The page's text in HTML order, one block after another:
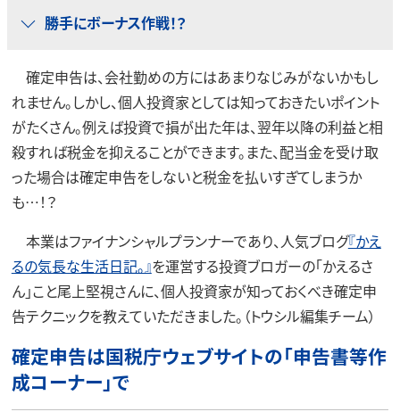
勝手にボーナス作戦！？
確定申告は、会社勤めの方にはあまりなじみがないかもし
れません。しかし、個人投資家としては知っておきたいポイント
がたくさん。例えば投資で損が出た年は、翌年以降の利益と相
殺すれば税金を抑えることができます。また、配当金を受け取
った場合は確定申告をしないと税金を払いすぎてしまうか
も…！？
本業はファイナンシャルプランナーであり、人気ブログ『かえ
るの気長な生活日記。』を運営する投資ブロガーの「かえるさ
ん」こと尾上堅視さんに、個人投資家が知っておくべき確定申
告テクニックを教えていただきました。（トウシル編集チーム）
確定申告は国税庁ウェブサイトの「申告書等作
成コーナー」で